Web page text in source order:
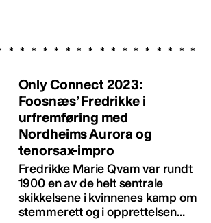
Only Connect 2023:
Foosnæs’ Fredrikke i
urfremføring med
Nordheims Aurora og
tenorsax-impro
Fredrikke Marie Qvam var rundt
1900 en av de helt sentrale
skikkelsene i kvinnenes kamp om
stemmerett og i opprettelsen...